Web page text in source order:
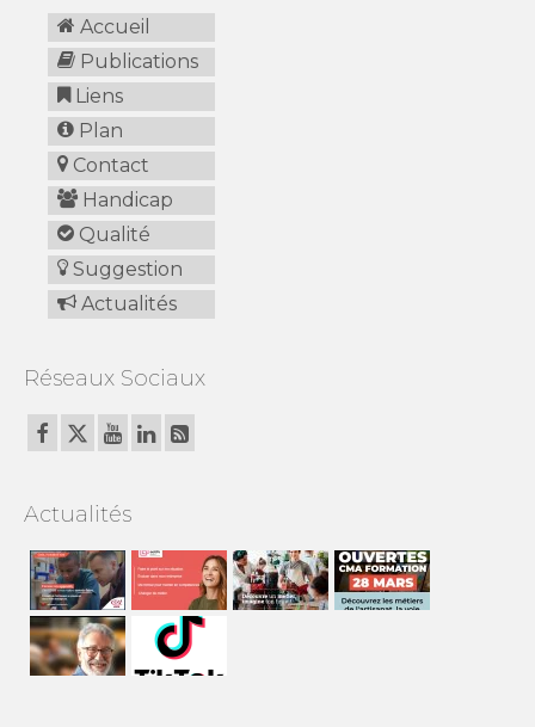
Accueil
Publications
Liens
Plan
Contact
Handicap
Qualité
Suggestion
Actualités
Réseaux Sociaux
Actualités